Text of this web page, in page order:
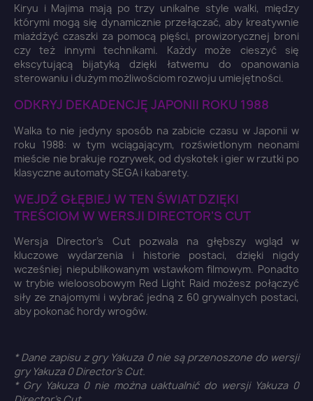
Kiryu i Majima mają po trzy unikalne style walki, między
którymi mogą się dynamicznie przełączać, aby kreatywnie
miażdżyć czaszki za pomocą pięści, prowizorycznej broni
czy też innymi technikami. Każdy może cieszyć się
ekscytującą bijatyką dzięki łatwemu do opanowania
sterowaniu i dużym możliwościom rozwoju umiejętności.
ODKRYJ DEKADENCJĘ JAPONII ROKU 1988
Walka to nie jedyny sposób na zabicie czasu w Japonii w
roku 1988: w tym wciągającym, rozświetlonym neonami
mieście nie brakuje rozrywek, od dyskotek i gier w rzutki po
klasyczne automaty SEGA i kabarety.
WEJDŹ GŁĘBIEJ W TEN ŚWIAT DZIĘKI
TREŚCIOM W WERSJI DIRECTOR'S CUT
Wersja Director's Cut pozwala na głębszy wgląd w
kluczowe wydarzenia i historie postaci, dzięki nigdy
wcześniej niepublikowanym wstawkom filmowym. Ponadto
w trybie wieloosobowym Red Light Raid możesz połączyć
siły ze znajomymi i wybrać jedną z 60 grywalnych postaci,
aby pokonać hordy wrogów.
* Dane zapisu z gry Yakuza 0 nie są przenoszone do wersji
gry Yakuza 0 Director's Cut.
* Gry Yakuza 0 nie można uaktualnić do wersji Yakuza 0
Zaloguj się
You need to be logged in to save products in your
wish list.